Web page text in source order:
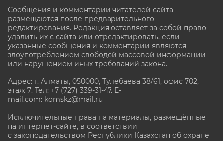
Сообщения и комментарии читателей сайта
размещаются после предварительного
редактирования. Редакция оставляет за собой право
удалить их с сайта или отредактировать, если
указанные сообщения и комментарии являются
злоупотреблением свободой массовой информации
или нарушением иных требований закона.
Адрес: г. Алматы, 050000, Тулебаева 38/61, офис 702,
этаж 7. Тел: +7 (727) 339-31-47. E-
mail.com: komskz@mail.ru
Исключительные права на материалы, размещённые
на интернет-сайте, в соответствии
с законодательством Республики Казахстан об охране